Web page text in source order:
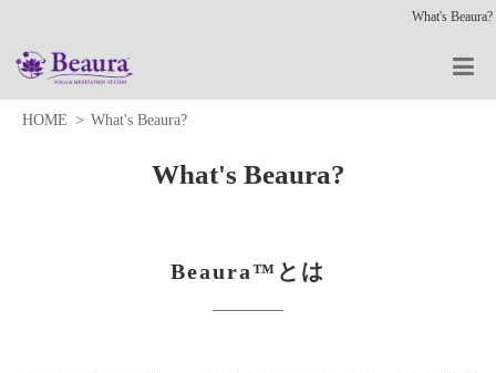
What's Beaura?
HOME What's Beaura?
What's Beaura?
Beaura™とは